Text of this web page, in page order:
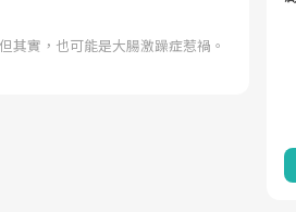
其實，也可能是大腸激躁症惹禍。
健檢不只是醫療院所的服